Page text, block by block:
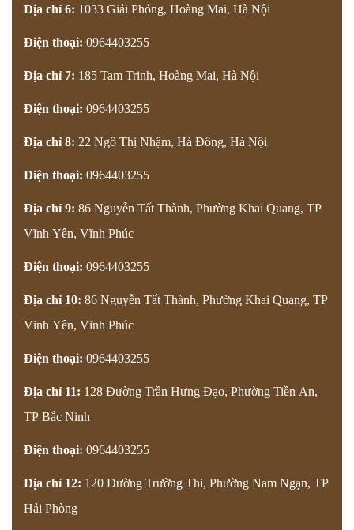
Địa chỉ 6: 1033 Giải Phóng, Hoàng Mai, Hà Nội
Điện thoại: 0964403255
Địa chỉ 7: 185 Tam Trinh, Hoàng Mai, Hà Nội
Điện thoại: 0964403255
Địa chỉ 8: 22 Ngô Thị Nhậm, Hà Đông, Hà Nội
Điện thoại: 0964403255
Địa chỉ 9: 86 Nguyễn Tất Thành, Phường Khai Quang, TP
Vĩnh Yên, Vĩnh Phúc
Điện thoại: 0964403255
Địa chỉ 10: 86 Nguyễn Tất Thành, Phường Khai Quang, TP
Vĩnh Yên, Vĩnh Phúc
Điện thoại: 0964403255
Địa chỉ 11: 128 Đường Trần Hưng Đạo, Phường Tiền An,
TP Bắc Ninh
Điện thoại: 0964403255
Địa chỉ 12: 120 Đường Trường Thi, Phường Nam Ngạn, TP
Hải Phòng